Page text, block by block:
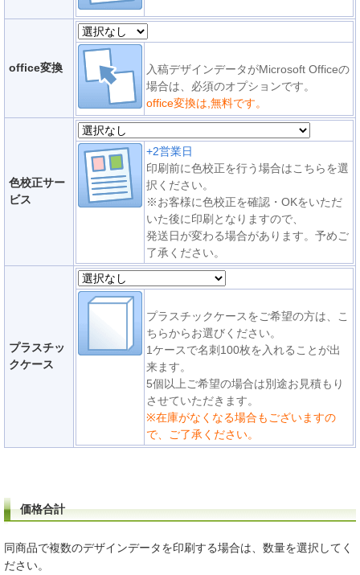
office変換
入稿デザインデータがMicrosoft Officeの
場合は、必須のオプションです。
office変換は,無料です。
色校正サー
ビス
+2営業日
印刷前に色校正を行う場合はこちらを選
択ください。
※お客様に色校正を確認・OKをいただ
いた後に印刷となりますので、
発送日が変わる場合があります。予めご
了承ください。
プラスチッ
クケース
プラスチックケースをご希望の方は、こ
ちらからお選びください。
1ケースで名刺100枚を入れることが出
来ます。
5個以上ご希望の場合は別途お見積もり
させていただきます。
※在庫がなくなる場合もございますの
で、ご了承ください。
価格合計
同商品で複数のデザインデータを印刷する場合は、数量を選択してく
ださい。